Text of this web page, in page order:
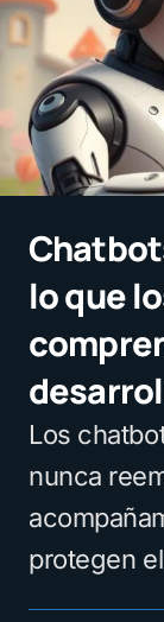
lo que
Los
nunca
protegen